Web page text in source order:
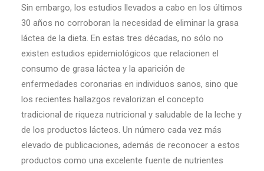
Sin embargo, los estudios llevados a cabo en los últimos
30 años no corroboran la necesidad de eliminar la grasa
láctea de la dieta. En estas tres décadas, no sólo no
existen estudios epidemiológicos que relacionen el
consumo de grasa láctea y la aparición de
enfermedades coronarias en individuos sanos, sino que
los recientes hallazgos revalorizan el concepto
tradicional de riqueza nutricional y saludable de la leche y
de los productos lácteos. Un número cada vez más
elevado de publicaciones, además de reconocer a estos
productos como una excelente fuente de nutrientes